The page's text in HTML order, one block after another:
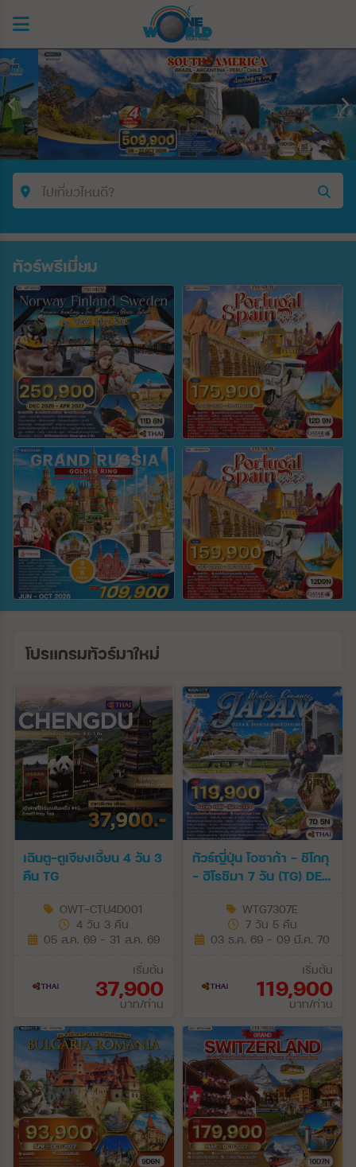
ทัวร์พรีเมี่ยม
ไปเที่ยวไหนดี?
คำค้นหา/รหัสทัวร์
ประเทศ
ตั้งแต่วันที่
ถึงวันที่
ค้นหา
โปรแกรมทัวร์มาใหม่
เฉินตู-ตูเจียงเอี้ยน 4 วัน 3
คืน TG
OWT-CTU4D001
4 วัน 3 คืน
05 ส.ค. 69 - 31 ส.ค. 69
เริ่มต้น
37,900
บาท/ท่าน
ทัวร์ญี่ปุ่น โอซาก้า - ชิโกกุ
- ฮิโรชิมา 7 วัน (TG) DEC
WTG7307E
7 วัน 5 คืน
03 ธ.ค. 69 - 09 มี.ค. 70
เริ่มต้น
119,900
บาท/ท่าน